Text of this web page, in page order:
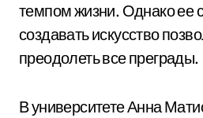
темпом жизни. Однако ее
создавать искусство
преодолеть все преграды.
В университете Анна